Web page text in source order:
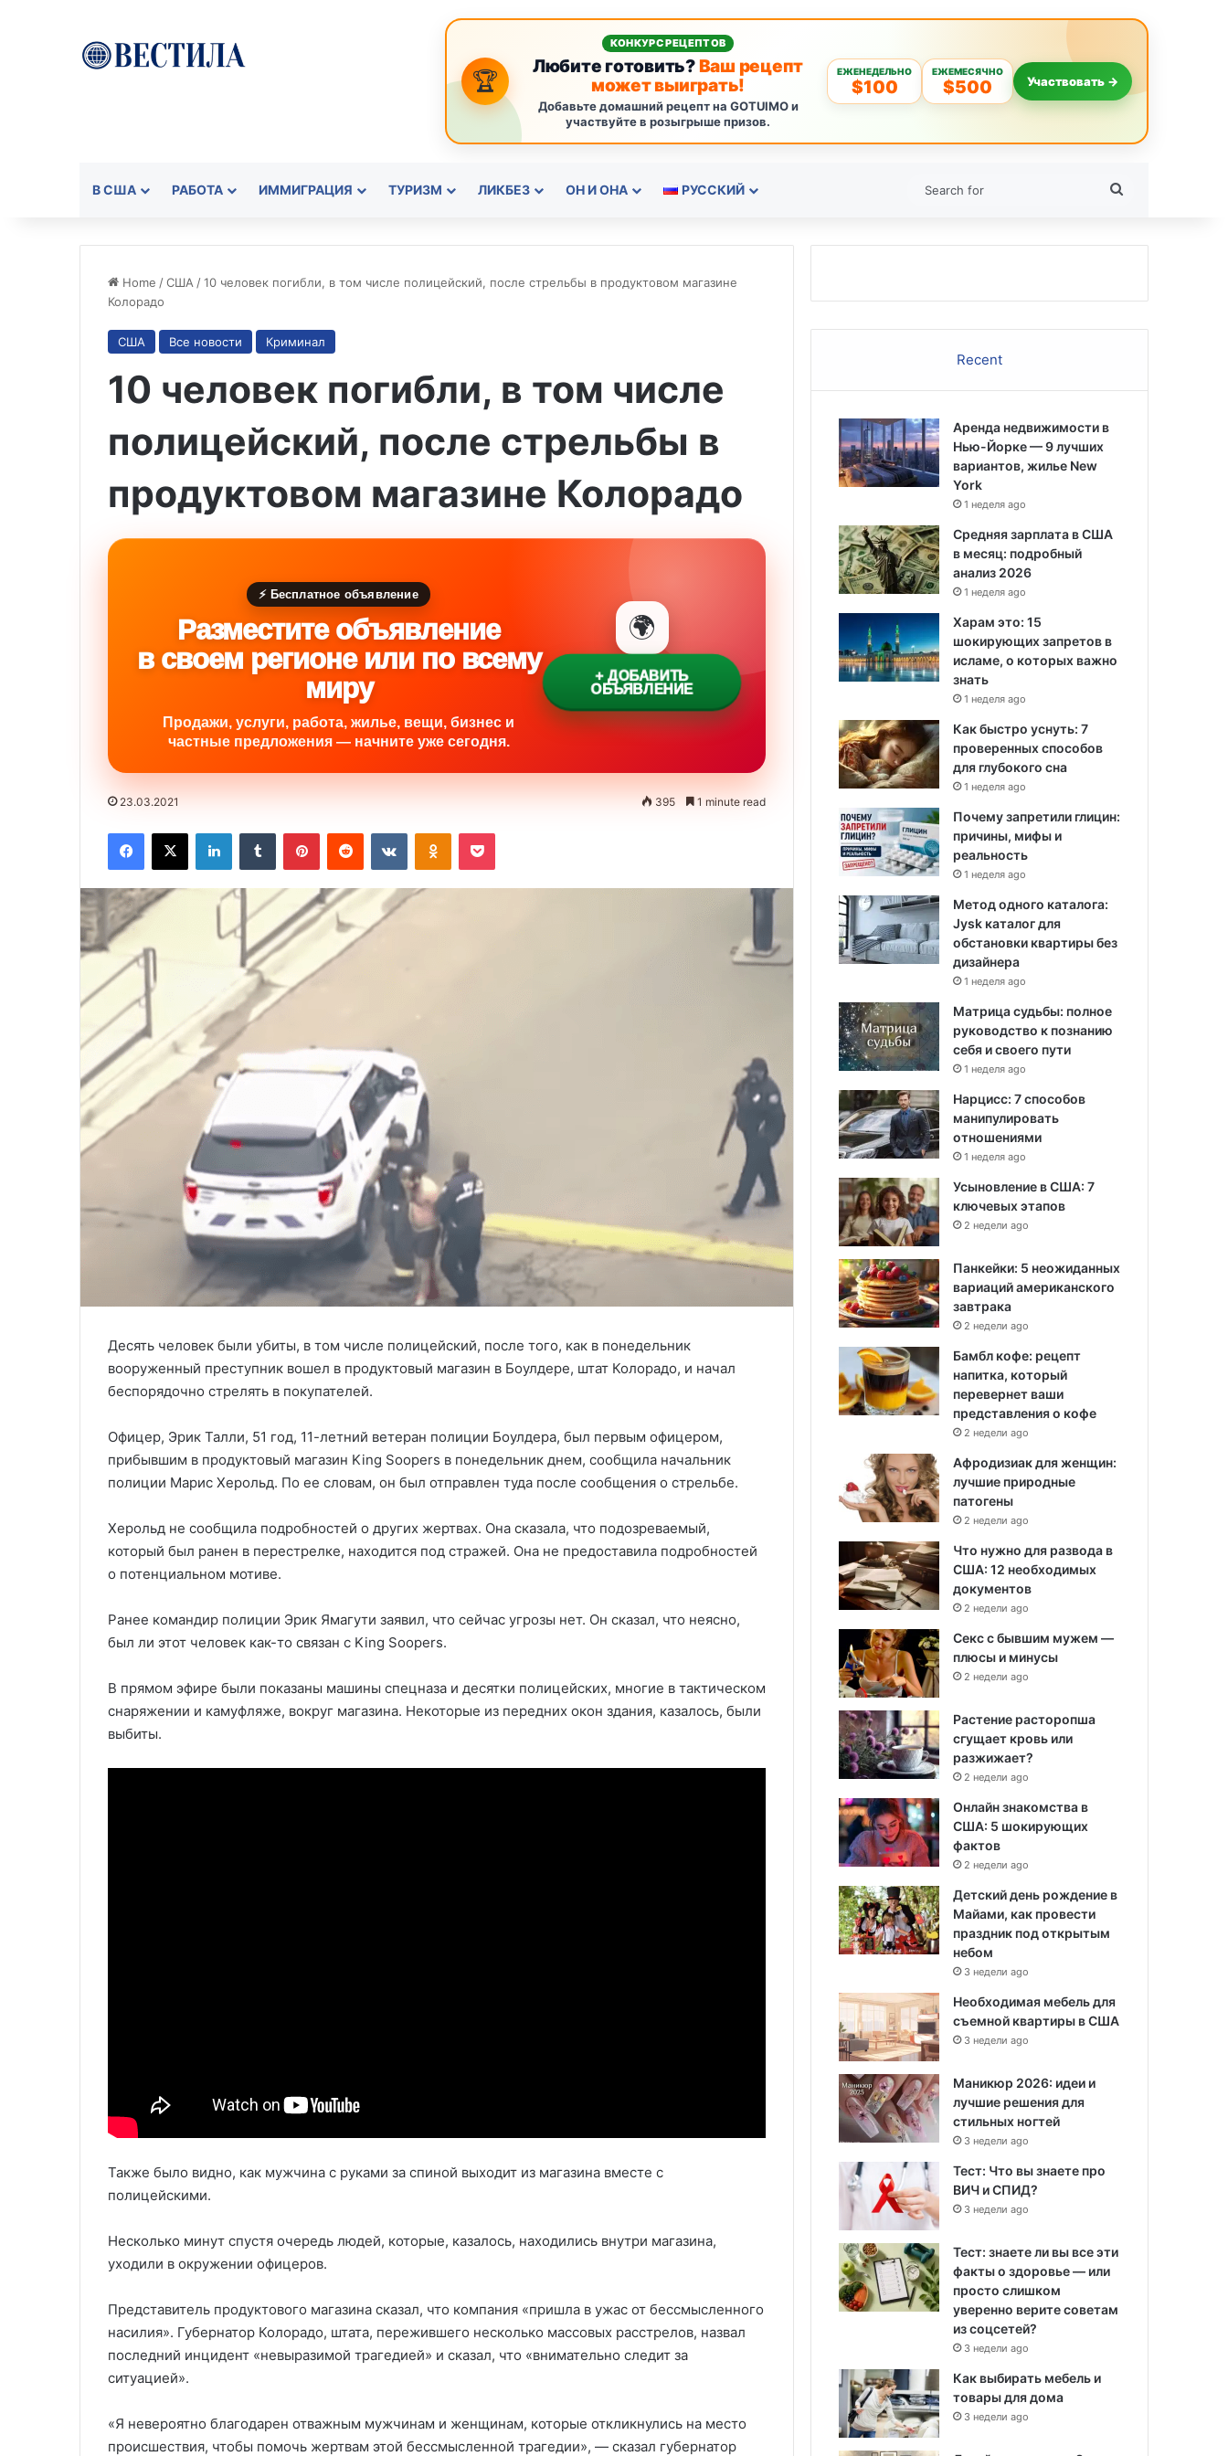
🏆
КОНКУРС РЕЦЕПТОВ
Любите готовить?Ваш рецепт
может выиграть!
Добавьте домашний рецепт на GOTUIMO и
участвуйте в розыгрыше призов.
ЕЖЕНЕДЕЛЬНО
$100
ЕЖЕМЕСЯЧНО
$500 Участвовать →
В США РАБОТА ИММИГРАЦИЯ ТУРИЗМ ЛИКБЕЗ ОН И ОНА РУССКИЙ
Home /США /10 человек погибли, в том числе полицейский, после стрельбы в продуктовом магазине
Колорадо
США Все новости Криминал
10 человек погибли, в том числе
полицейский, после стрельбы в
продуктовом магазине Колорадо
⚡ Бесплатное объявление
Разместите объявление
в своем регионе или по всему
миру
Продажи, услуги, работа, жилье, вещи, бизнес и
частные предложения — начните уже сегодня.
🌍
+ ДОБАВИТЬ
ОБЪЯВЛЕНИЕ
23.03.2021 395 1 minute read
Десять человек были убиты, в том числе полицейский, после того, как в понедельник
вооруженный преступник вошел в продуктовый магазин в Боулдере, штат Колорадо, и начал
беспорядочно стрелять в покупателей.
Офицер, Эрик Талли, 51 год, 11-летний ветеран полиции Боулдера, был первым офицером,
прибывшим в продуктовый магазин King Soopers в понедельник днем, сообщила начальник
полиции Марис Херольд. По ее словам, он был отправлен туда после сообщения о стрельбе.
Херольд не сообщила подробностей о других жертвах. Она сказала, что подозреваемый,
который был ранен в перестрелке, находится под стражей. Она не предоставила подробностей
о потенциальном мотиве.
Ранее командир полиции Эрик Ямагути заявил, что сейчас угрозы нет. Он сказал, что неясно,
был ли этот человек как-то связан с King Soopers.
В прямом эфире были показаны машины спецназа и десятки полицейских, многие в тактическом
снаряжении и камуфляже, вокруг магазина. Некоторые из передних окон здания, казалось, были
выбиты.
Также было видно, как мужчина с руками за спиной выходит из магазина вместе с
полицейскими.
Несколько минут спустя очередь людей, которые, казалось, находились внутри магазина,
уходили в окружении офицеров.
Представитель продуктового магазина сказал, что компания «пришла в ужас от бессмысленного
насилия». Губернатор Колорадо, штата, пережившего несколько массовых расстрелов, назвал
последний инцидент «невыразимой трагедией» и сказал, что «внимательно следит за
ситуацией».
«Я невероятно благодарен отважным мужчинам и женщинам, которые откликнулись на место
происшествия, чтобы помочь жертвам этой бессмысленной трагедии», — сказал губернатор
Recent
Аренда недвижимости в
Нью-Йорке — 9 лучших
вариантов, жилье New
York
1 неделя ago
Средняя зарплата в США
в месяц: подробный
анализ 2026
1 неделя ago
Харам это: 15
шокирующих запретов в
исламе, о которых важно
знать
1 неделя ago
Как быстро уснуть: 7
проверенных способов
для глубокого сна
1 неделя ago
Почему запретили глицин:
причины, мифы и
реальность
1 неделя ago
Метод одного каталога:
Jysk каталог для
обстановки квартиры без
дизайнера
1 неделя ago
Матрица судьбы: полное
руководство к познанию
себя и своего пути
1 неделя ago
Нарцисс: 7 способов
манипулировать
отношениями
1 неделя ago
Усыновление в США: 7
ключевых этапов
2 недели ago
Панкейки: 5 неожиданных
вариаций американского
завтрака
2 недели ago
Бамбл кофе: рецепт
напитка, который
перевернет ваши
представления о кофе
2 недели ago
Афродизиак для женщин:
лучшие природные
патогены
2 недели ago
Что нужно для развода в
США: 12 необходимых
документов
2 недели ago
Секс с бывшим мужем —
плюсы и минусы
2 недели ago
Растение расторопша
сгущает кровь или
разжижает?
2 недели ago
Онлайн знакомства в
США: 5 шокирующих
фактов
2 недели ago
Детский день рождение в
Майами, как провести
праздник под открытым
небом
3 недели ago
Необходимая мебель для
съемной квартиры в США
3 недели ago
Маникюр 2026: идеи и
лучшие решения для
стильных ногтей
3 недели ago
Тест: Что вы знаете про
ВИЧ и СПИД?
3 недели ago
Тест: знаете ли вы все эти
факты о здоровье — или
просто слишком
уверенно верите советам
из соцсетей?
3 недели ago
Как выбирать мебель и
товары для дома
3 недели ago